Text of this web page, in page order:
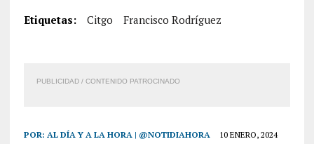
Etiquetas: Citgo Francisco Rodríguez
PUBLICIDAD / CONTENIDO PATROCINADO
POR: AL DÍA Y A LA HORA | @NOTIDIAHORA 10 ENERO, 2024